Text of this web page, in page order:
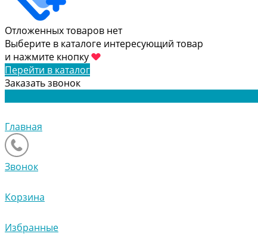
Отложенных товаров нет
Выберите в каталоге интересующий товар
и нажмите кнопку
Перейти в каталог
Заказать звонок
Главная
Звонок
Корзина
Избранные